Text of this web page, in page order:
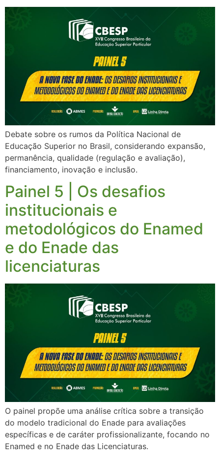
Debate sobre os rumos da Política Nacional de
Educação Superior no Brasil, considerando expansão,
permanência, qualidade (regulação e avaliação),
financiamento, inovação e inclusão.
Painel 5 | Os desafios
institucionais e
metodológicos do Enamed
e do Enade das
licenciaturas
O painel propõe uma análise crítica sobre a transição
do modelo tradicional do Enade para avaliações
específicas e de caráter profissionalizante, focando no
Enamed e no Enade das Licenciaturas.